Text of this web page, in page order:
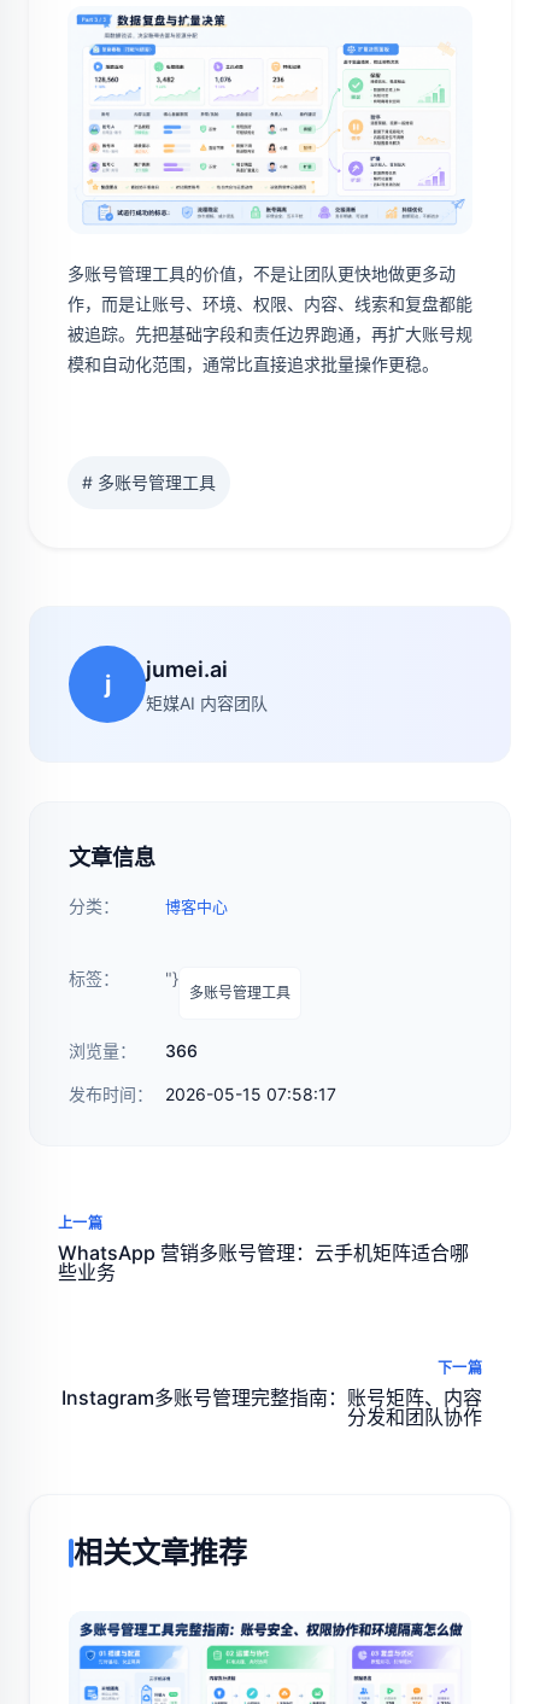
多账号管理工具的价值，不是让团队更快地做更多动
作，而是让账号、环境、权限、内容、线索和复盘都能
被追踪。先把基础字段和责任边界跑通，再扩大账号规
模和自动化范围，通常比直接追求批量操作更稳。
# 多账号管理工具
j
jumei.ai
矩媒AI 内容团队
文章信息
分类： 博客中心
标签： "}
多账号管理工具
浏览量： 366
发布时间： 2026-05-15 07:58:17
上一篇
WhatsApp 营销多账号管理：云手机矩阵适合哪
些业务
下一篇
Instagram多账号管理完整指南：账号矩阵、内容
分发和团队协作
相关文章推荐